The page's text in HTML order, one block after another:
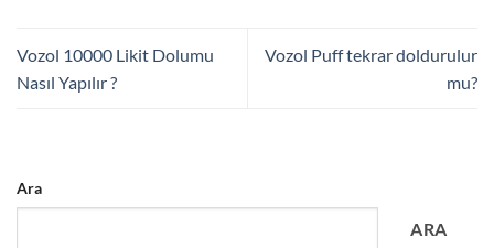
Vozol 10000 Likit Dolumu
Nasıl Yapılır ?
Vozol Puff tekrar doldurulur
mu?
Ara
ARA